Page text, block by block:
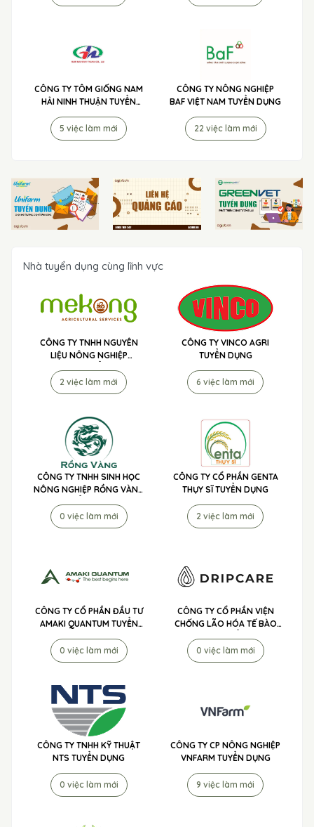
CÔNG TY TÔM GIỐNG NAM
HẢI NINH THUẬN TUYỂN
5 việc làm mới
CÔNG TY NÔNG NGHIỆP
BAF VIỆT NAM TUYỂN DỤNG
22 việc làm mới
Nhà tuyển dụng cùng lĩnh vực
CÔNG TY TNHH NGUYÊN
LIỆU NÔNG NGHIỆP
MEKONG TUYỂN DỤNG
2 việc làm mới
CÔNG TY VINCO AGRI
TUYỂN DỤNG
6 việc làm mới
CÔNG TY TNHH SINH HỌC
NÔNG NGHIỆP RỒNG VÀNG
TUYỂN DỤNG
0 việc làm mới
CÔNG TY CỔ PHẦN GENTA
THỤY SĨ TUYỂN DỤNG
2 việc làm mới
CÔNG TY CỔ PHẦN ĐẦU TƯ
AMAKI QUANTUM TUYỂN
DỤNG
0 việc làm mới
CÔNG TY CỔ PHẦN VIỆN
CHỐNG LÃO HÓA TẾ BÀO
DRIPCARE TUYỂN DỤNG
0 việc làm mới
CÔNG TY TNHH KỸ THUẬT
NTS TUYỂN DỤNG
0 việc làm mới
CÔNG TY CP NÔNG NGHIỆP
VNFARM TUYỂN DỤNG
9 việc làm mới